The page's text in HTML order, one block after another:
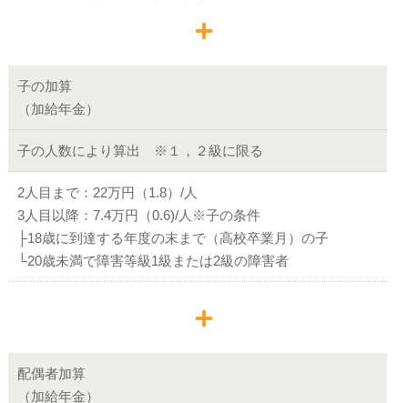
子の加算
（加給年金）
子の人数により算出 ※１，２級に限る
2人目まで：22万円（1.8）/人
3人目以降：7.4万円（0.6)/人 ※子の条件
├18歳に到達する年度の末まで（高校卒業月）の子
└20歳未満で障害等級1級または2級の障害者
配偶者加算
（加給年金）